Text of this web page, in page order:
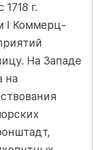
г.
I Коммерц-
На Западе
на